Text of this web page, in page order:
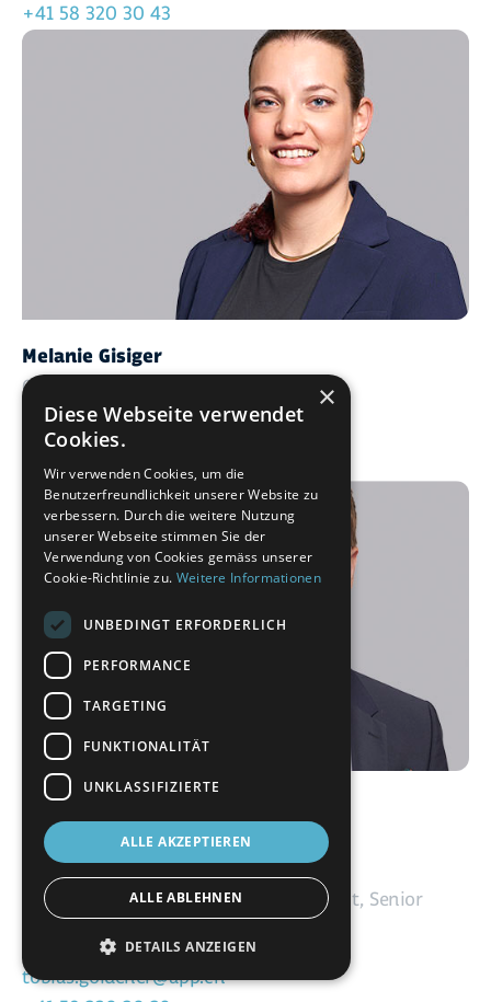
+41 58 320 30 43
Melanie Gisiger
Consultant
melanie.gisiger@app.ch
+41 58 320 30 94
Tobias Goldener
Leiter Dienstleistungen & Themen,
Dienstleistungsverantwortlicher
Prozessoptimierung und -management, Senior
tobias.goldener@app.ch
×
Diese Webseite verwendet
Cookies.
Wir verwenden Cookies, um die
Benutzerfreundlichkeit unserer Website zu
verbessern. Durch die weitere Nutzung
unserer Webseite stimmen Sie der
Verwendung von Cookies gemäss unserer
Cookie-Richtlinie zu. Weitere Informationen
UNBEDINGT ERFORDERLICH
PERFORMANCE
TARGETING
FUNKTIONALITÄT
UNKLASSIFIZIERTE
ALLE AKZEPTIEREN
ALLE ABLEHNEN
DETAILS ANZEIGEN